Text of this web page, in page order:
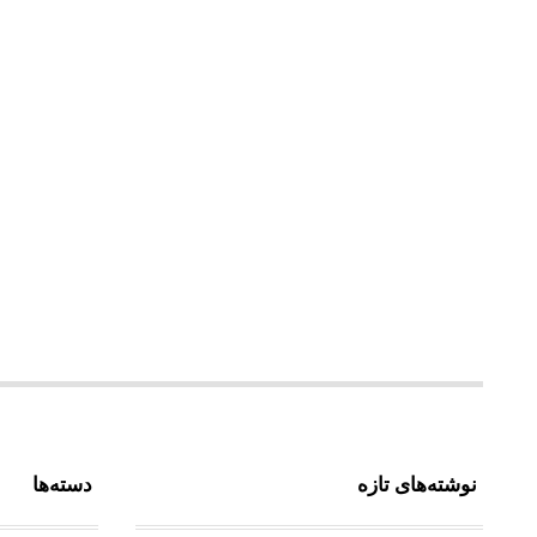
نوشته‌های تازه دسته‌ها